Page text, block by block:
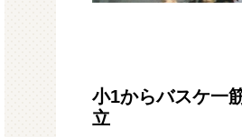
小1からバスケ一
立